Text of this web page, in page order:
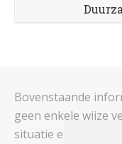
Bovenstaande
geen enkele wijze
situatie en vormt